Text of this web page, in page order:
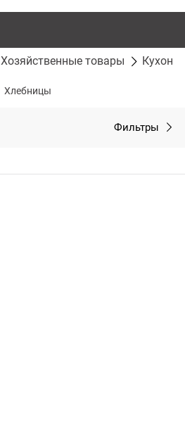
Хозяйственные товары
Хлебницы
Фильтры